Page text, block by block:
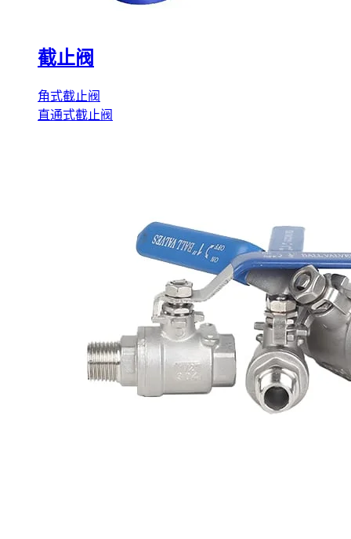
截止阀
角式截止阀
直通式截止阀